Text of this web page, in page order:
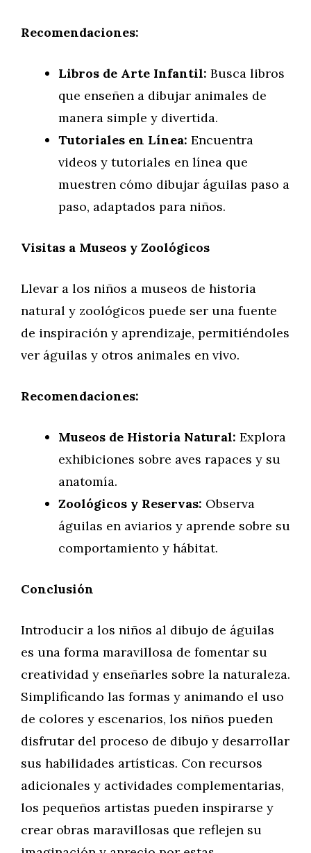
Recomendaciones:
Libros de Arte Infantil: Busca libros
que enseñen a dibujar animales de
manera simple y divertida.
Tutoriales en Línea: Encuentra
videos y tutoriales en línea que
muestren cómo dibujar águilas paso a
paso, adaptados para niños.
Visitas a Museos y Zoológicos
Llevar a los niños a museos de historia
natural y zoológicos puede ser una fuente
de inspiración y aprendizaje, permitiéndoles
ver águilas y otros animales en vivo.
Recomendaciones:
Museos de Historia Natural: Explora
exhibiciones sobre aves rapaces y su
anatomía.
Zoológicos y Reservas: Observa
águilas en aviarios y aprende sobre su
comportamiento y hábitat.
Conclusión
Introducir a los niños al dibujo de águilas
es una forma maravillosa de fomentar su
creatividad y enseñarles sobre la naturaleza.
Simplificando las formas y animando el uso
de colores y escenarios, los niños pueden
disfrutar del proceso de dibujo y desarrollar
sus habilidades artísticas. Con recursos
adicionales y actividades complementarias,
los pequeños artistas pueden inspirarse y
crear obras maravillosas que reflejen su